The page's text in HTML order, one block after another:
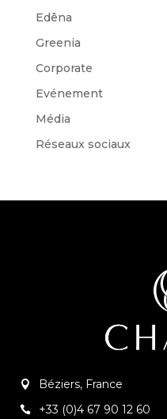
Edêna
Greenia
Corporate
Evénement
Média
Réseaux sociaux
Béziers, France
+33 (0)4 67 90 12 60